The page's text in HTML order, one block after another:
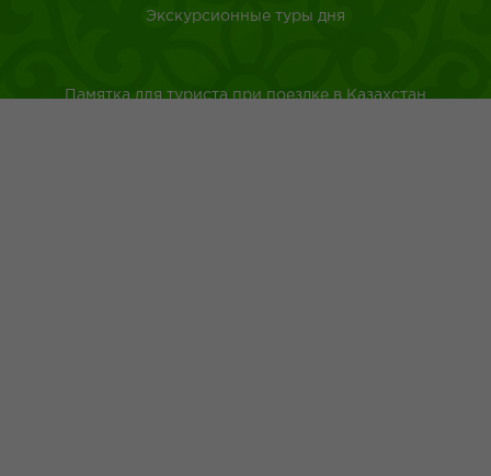
Экскурсионные туры дня
Памятка для туриста при поездке в Казахстан